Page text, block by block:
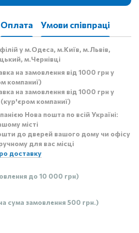
Оплата Умови співпраці
у м.Одеса, м.Київ, м.Львів,
м.Чернівці
на замовлення від 1000 грн у
компаниї)
на замовлення від 1000 грн у
компаниї)
Нова пошта по всій Україні:
місті
до дверей вашого дому чи офісу
для вас місці
доставку
до 10 000 грн)
сума замовлення 500 грн.)